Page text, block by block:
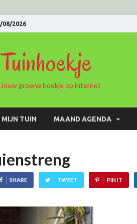
08/2026
Tuinhoekje
Jouw groene hoekje op internet
MIJN TUIN MAAND AGENDA
SHARE TWEET PIN IT